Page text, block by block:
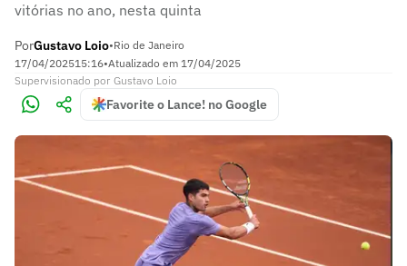
vitórias no ano, nesta quinta
PorGustavo Loio•Rio de Janeiro
17/04/202515:16•Atualizado em 17/04/2025
Supervisionado por Gustavo Loio
Favorite o Lance! no Google